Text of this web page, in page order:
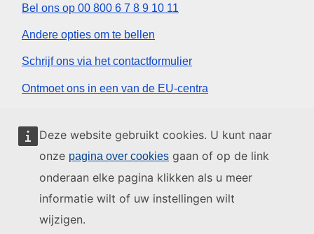
Deze website gebruikt cookies. U kunt naar
onze pagina over cookies gaan of op de link
onderaan elke pagina klikken als u meer
informatie wilt of uw instellingen wilt
wijzigen.
Bel ons op 00 800 6 7 8 9 10 11
Andere opties om te bellen
Schrijf ons via het contactformulier
Ontmoet ons in een van de EU-centra
Sociale media
EU-instellingen en -organen